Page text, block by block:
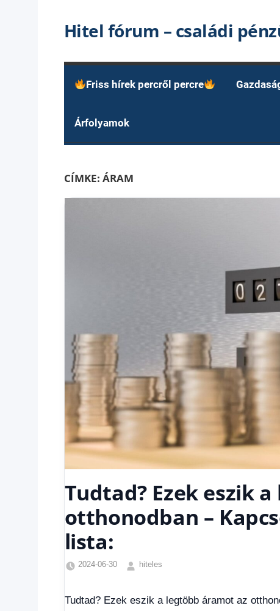
Hitel fórum – családi
Friss hírek percről percre
Árfolyamok
CÍMKE: ÁRAM
Tudtad? Ezek eszik
otthonodban –
lista:
2024-06-30
hiteles
hírek,
Tudtad? Ezek eszik a legtöbb áramot az